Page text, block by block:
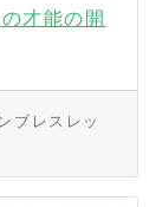
才能の開
ブレスレッ